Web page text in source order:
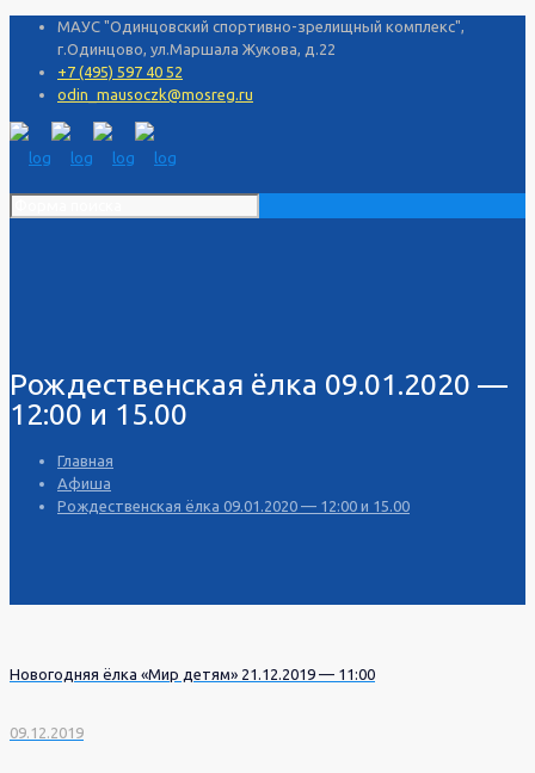
МАУС "Одинцовский спортивно-зрелищный комплекс",
г.Одинцово, ул.Маршала Жукова, д.22
+7 (495) 597 40 52
odin_mausoczk@mosreg.ru
Рождественская ёлка 09.01.2020 —
12:00 и 15.00
Главная
Афиша
Рождественская ёлка 09.01.2020 — 12:00 и 15.00
Новогодняя ёлка «Мир детям» 21.12.2019 — 11:00
09.12.2019